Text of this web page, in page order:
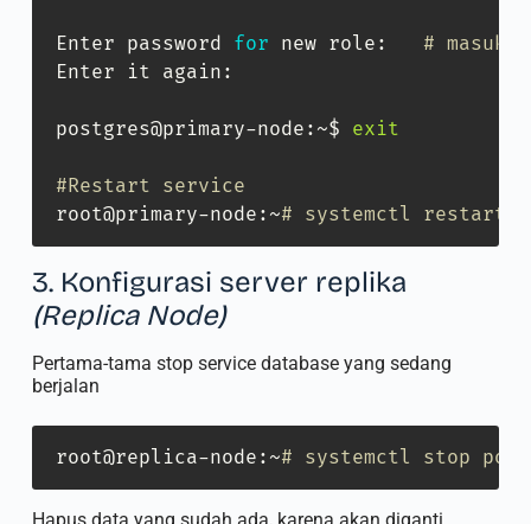
Enter password for new role: #
Enter it again:
postgres@primary-node:~$ exit
#Restart service
root@primary-node:~# systemctl restart
3. Konfigurasi server replika
(Replica Node)
Pertama-tama stop service database yang sedang
berjalan
root@replica-node:~# systemctl stop